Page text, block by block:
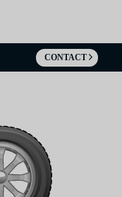
CONTACT